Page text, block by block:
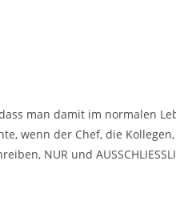
man damit im normalen
wenn der Chef, die
NUR und